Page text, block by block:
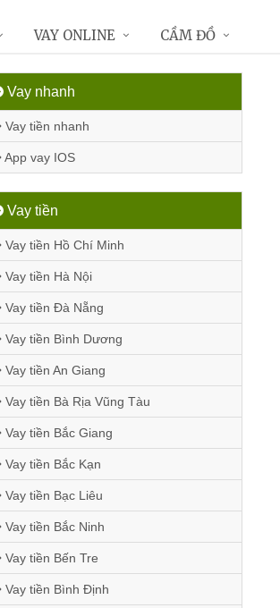
Vay nhanh
Vay tiền nhanh
App vay IOS
Vay tiền
Vay tiền Hồ Chí Minh
Vay tiền Hà Nội
Vay tiền Đà Nẵng
Vay tiền Bình Dương
Vay tiền An Giang
Vay tiền Bà Rịa Vũng Tàu
Vay tiền Bắc Giang
Vay tiền Bắc Kạn
Vay tiền Bạc Liêu
Vay tiền Bắc Ninh
Vay tiền Bến Tre
Vay tiền Bình Định
VAY ONLINE CẦM ĐỒ